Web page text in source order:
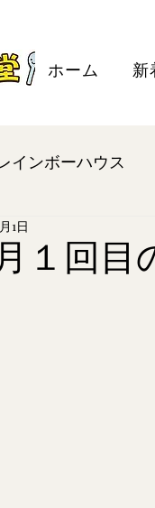
ホーム 新
インボーハウス
報告
１回目
1日